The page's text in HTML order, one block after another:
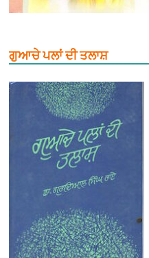
ਗੁਆਚੇ ਪਲਾਂ ਦੀ ਤਲਾਸ਼